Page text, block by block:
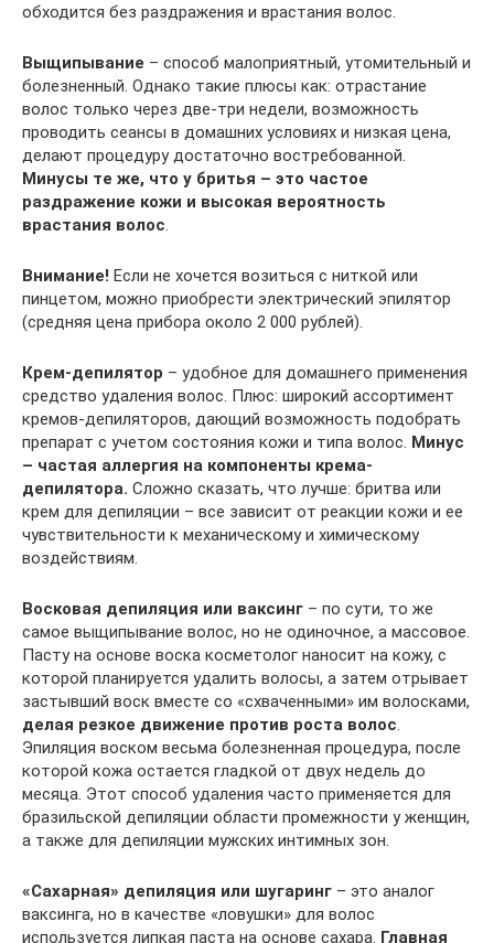
обходится без раздражения и врастания волос.
Выщипывание – способ малоприятный, утомительный и
болезненный. Однако такие плюсы как: отрастание
волос только через две-три недели, возможность
проводить сеансы в домашних условиях и низкая цена,
делают процедуру достаточно востребованной.
Минусы те же, что у бритья – это частое
раздражение кожи и высокая вероятность
врастания волос
Внимание! Если не хочется возиться с ниткой или
пинцетом, можно приобрести электрический эпилятор
(средняя цена прибора около 2 000 рублей).
Крем-депилятор – удобное для домашнего применения
средство удаления волос. Плюс: широкий ассортимент
кремов-депиляторов, дающий возможность подобрать
препарат с учетом состояния кожи и типа волос. Минус
– частая аллергия на компоненты крема-
депилятора. Сложно сказать, что лучше: бритва или
крем для депиляции – все зависит от реакции кожи и ее
чувствительности к механическому и химическому
воздействиям.
Восковая депиляция или ваксинг – по сути, то же
самое выщипывание волос, но не одиночное, а массовое.
Пасту на основе воска косметолог наносит на кожу, с
которой планируется удалить волосы, а затем отрывает
застывший воск вместе со «схваченными» им волосками,
делая резкое движение против роста волос
Эпиляция воском весьма болезненная процедура, после
которой кожа остается гладкой от двух недель до
месяца. Этот способ удаления часто применяется для
бразильской депиляции области промежности у женщин,
а также для депиляции мужских интимных зон.
«Сахарная» депиляция или шугаринг – это аналог
ваксинга, но в качестве «ловушки» для волос
используется липкая паста на основе сахара. Главная